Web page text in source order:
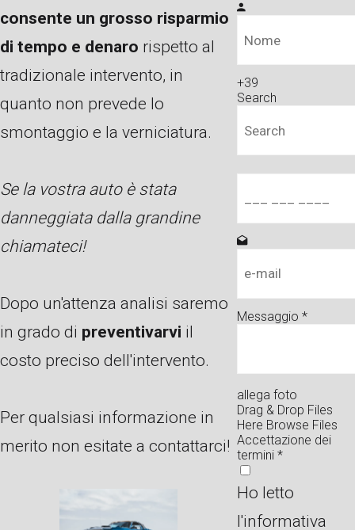
consente un grosso risparmio
di tempo e denaro rispetto al
tradizionale intervento, in
quanto non prevede lo
smontaggio e la verniciatura.
Se la vostra auto è stata
danneggiata dalla grandine
chiamateci!
Dopo un'attenza analisi saremo
in grado di preventivarvi il
costo preciso dell'intervento.
Per qualsiasi informazione in
merito non esitate a contattarci!
+39
Search
Messaggio *
allega foto
Drag & Drop Files
Here Browse Files
Accettazione dei
termini *
Ho letto
l'informativa